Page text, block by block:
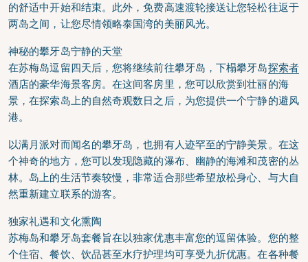
的舒适中开始和结束。此外，免费高速渡轮接送让您轻松往返于
两岛之间，让您尽情领略泰国湾的美丽风光。
神秘的攀牙岛宁静的天堂
在苏梅岛逗留四天后，您将继续前往攀牙岛，下榻攀牙岛探索者
酒店的豪华海景客房。在这间客房里，您可以欣赏到壮丽的海
景，在探索岛上的自然奇观数日之后，为您提供一个宁静的避风
港。
以满月派对而闻名的攀牙岛，也拥有人迹罕至的宁静美景。在这
个神奇的地方，您可以发现隐藏的瀑布、幽静的海滩和茂密的丛
林。岛上的生活节奏较慢，非常适合那些希望放松身心、与大自
然重新建立联系的游客。
独家礼遇和文化熏陶
苏梅岛和攀牙岛套餐旨在以独家优惠丰富您的逗留体验。您的整
个住宿、餐饮、饮品甚至水疗护理均可享受九折优惠。在各种餐